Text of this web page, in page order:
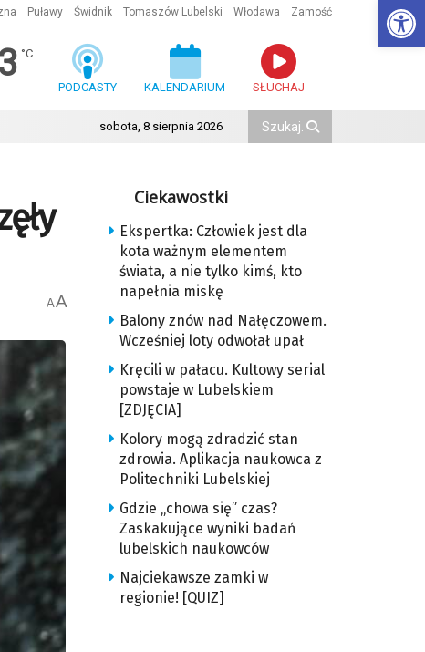
Puławy Świdnik Tomaszów Lubelski Włodawa Zamość
°C
PODCASTY KALENDARIUM SŁUCHAJ
sobota, 8 sierpnia 2026
AA
Ciekawostki
Ekspertka: Człowiek jest dla
kota ważnym elementem
świata, a nie tylko kimś, kto
napełnia miskę
Balony znów nad Nałęczowem.
Wcześniej loty odwołał upał
Kręcili w pałacu. Kultowy serial
powstaje w Lubelskiem
[ZDJĘCIA]
Kolory mogą zdradzić stan
zdrowia. Aplikacja naukowca z
Politechniki Lubelskiej
Gdzie „chowa się” czas?
Zaskakujące wyniki badań
lubelskich naukowców
Najciekawsze zamki w
regionie! [QUIZ]